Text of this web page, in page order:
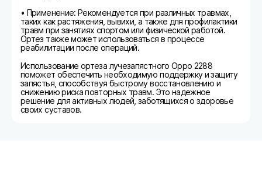
• Применение: Рекомендуется при различных травмах,
таких как растяжения, вывихи, а также для профилактики
травм при занятиях спортом или физической работой.
Ортез также может использоваться в процессе
реабилитации после операций.
Использование ортеза лучезапястного Oppo 2288
поможет обеспечить необходимую поддержку и защиту
запястья, способствуя быстрому восстановлению и
снижению риска повторных травм. Это надежное
решение для активных людей, заботящихся о здоровье
своих суставов.